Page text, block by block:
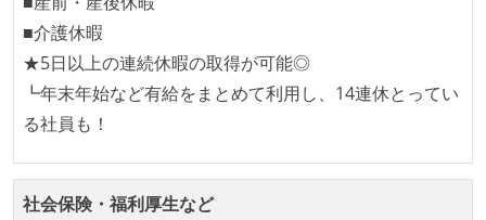
提出されたコードには自動的にリグレッションテスト
が実行される環境が構築されている
コード品質評価ツールを導入して、メンバーが常に確
認できるようにしている
テストの実施度
ほとんどのプロダクトコードに単体テストを記述、実
■介護休暇
★5日以上の連続休暇の取得が可能◎
┗年末年始など有給をまとめて利用し、14連休とってい
る社員も！
社会保険・福利厚生など